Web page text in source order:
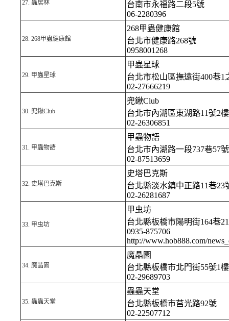
27. 蟲居林
台南市永福路二段5號
06-2280396
28. 268甲蟲健康館
268甲蟲健康館
台北市健康路268號
0958001268
29. 甲蟲星球
甲蟲星球
台北市松山區撫遠街400巷1
02-27666219
30. 兜鍬Club
兜鍬Club
台北市內湖區東湖路11號2樓
02-26306851
31. 甲蟲物語
甲蟲物語
台北市內湖路一段737巷57
02-87513659
32. 史塔巴克斯
史塔巴克斯
台北縣淡水鎮中正路11巷23
02-26281687
33. 甲虫坊
甲虫坊
台北縣板橋市陽明街164巷
0935-875706
http://www.hob888.com/
34. 魔晶園
魔晶園
台北縣板橋市北門街55號1
02-29689703
35. 蟲蟲天堂
蟲蟲天堂
台北縣板橋市莒光路92號
02-22507712